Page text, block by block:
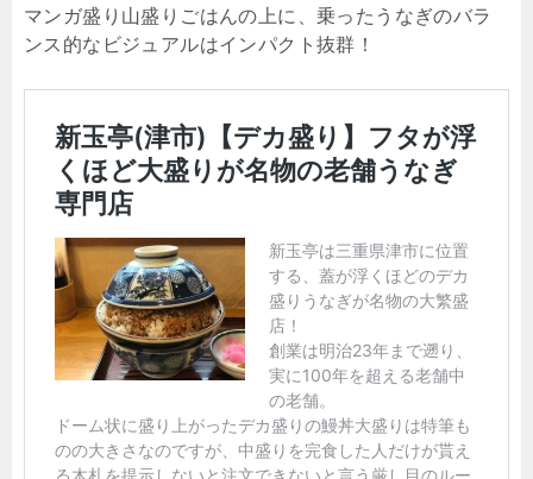
マンガ盛り山盛りごはんの上に、乗ったうなぎのバラ
ンス的なビジュアルはインパクト抜群！